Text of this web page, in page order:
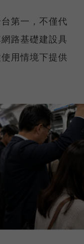
第一，不僅代
路基礎建設具
用情境下提供